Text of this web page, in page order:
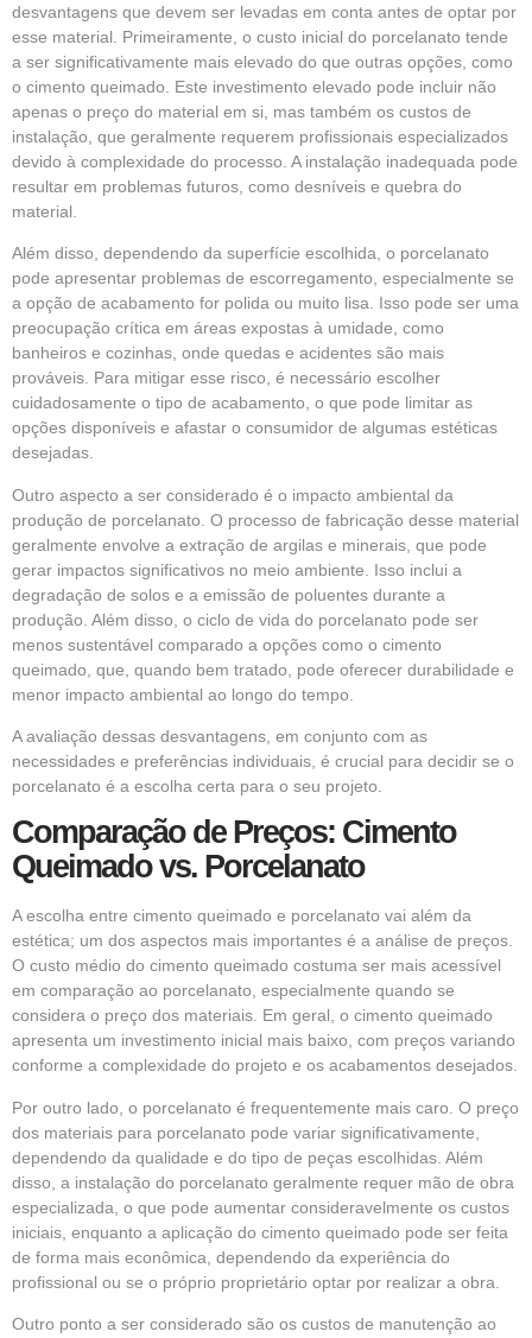
desvantagens que devem ser levadas em conta antes de optar por
esse material. Primeiramente, o custo inicial do porcelanato tende
a ser significativamente mais elevado do que outras opções, como
o cimento queimado. Este investimento elevado pode incluir não
apenas o preço do material em si, mas também os custos de
instalação, que geralmente requerem profissionais especializados
devido à complexidade do processo. A instalação inadequada pode
resultar em problemas futuros, como desníveis e quebra do
material.
Além disso, dependendo da superfície escolhida, o porcelanato
pode apresentar problemas de escorregamento, especialmente se
a opção de acabamento for polida ou muito lisa. Isso pode ser uma
preocupação crítica em áreas expostas à umidade, como
banheiros e cozinhas, onde quedas e acidentes são mais
prováveis. Para mitigar esse risco, é necessário escolher
cuidadosamente o tipo de acabamento, o que pode limitar as
opções disponíveis e afastar o consumidor de algumas estéticas
desejadas.
Outro aspecto a ser considerado é o impacto ambiental da
produção de porcelanato. O processo de fabricação desse material
geralmente envolve a extração de argilas e minerais, que pode
gerar impactos significativos no meio ambiente. Isso inclui a
degradação de solos e a emissão de poluentes durante a
produção. Além disso, o ciclo de vida do porcelanato pode ser
menos sustentável comparado a opções como o cimento
queimado, que, quando bem tratado, pode oferecer durabilidade e
menor impacto ambiental ao longo do tempo.
A avaliação dessas desvantagens, em conjunto com as
necessidades e preferências individuais, é crucial para decidir se o
porcelanato é a escolha certa para o seu projeto.
Comparação de Preços: Cimento
Queimado vs. Porcelanato
A escolha entre cimento queimado e porcelanato vai além da
estética; um dos aspectos mais importantes é a análise de preços.
O custo médio do cimento queimado costuma ser mais acessível
em comparação ao porcelanato, especialmente quando se
considera o preço dos materiais. Em geral, o cimento queimado
apresenta um investimento inicial mais baixo, com preços variando
conforme a complexidade do projeto e os acabamentos desejados.
Por outro lado, o porcelanato é frequentemente mais caro. O preço
dos materiais para porcelanato pode variar significativamente,
dependendo da qualidade e do tipo de peças escolhidas. Além
disso, a instalação do porcelanato geralmente requer mão de obra
especializada, o que pode aumentar consideravelmente os custos
iniciais, enquanto a aplicação do cimento queimado pode ser feita
de forma mais econômica, dependendo da experiência do
profissional ou se o próprio proprietário optar por realizar a obra.
Outro ponto a ser considerado são os custos de manutenção ao